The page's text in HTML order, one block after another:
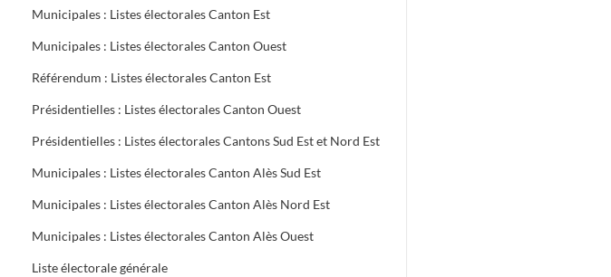
Municipales : Listes électorales Canton Est
Municipales : Listes électorales Canton Ouest
Référendum : Listes électorales Canton Est
Présidentielles : Listes électorales Canton Ouest
Présidentielles : Listes électorales Cantons Sud Est et Nord Est
Municipales : Listes électorales Canton Alès Sud Est
Municipales : Listes électorales Canton Alès Nord Est
Municipales : Listes électorales Canton Alès Ouest
Liste électorale générale